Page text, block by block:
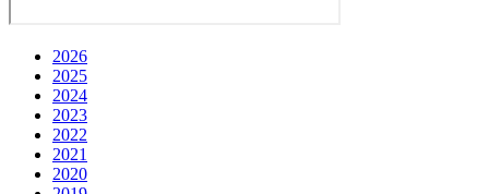
2026
2025
2024
2023
2022
2021
2020